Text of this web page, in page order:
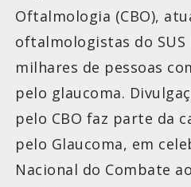
Oftalmologia (CBO),
oftalmologistas do
milhares de pessoas
pelo glaucoma.
pelo CBO faz parte da
pelo Glaucoma, em
Nacional do Combate